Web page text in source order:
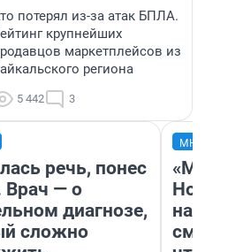
потерял из-за атак БПЛА.
крупнейших
маркетплейсов из
региона
5 442 3
речь, понес
Врач — о
диагнозе,
сложно
«Мы